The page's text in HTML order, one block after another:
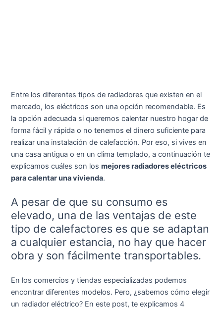
Entre los diferentes tipos de radiadores que existen en el
mercado, los eléctricos son una opción recomendable. Es
la opción adecuada si queremos calentar nuestro hogar de
forma fácil y rápida o no tenemos el dinero suficiente para
realizar una instalación de calefacción. Por eso, si vives en
una casa antigua o en un clima templado, a continuación te
explicamos cuáles son losmejores radiadores eléctricos
para calentar una vivienda.
A pesar de que su consumo es
elevado, una de las ventajas de este
tipo de calefactores es que se adaptan
a cualquier estancia, no hay que hacer
obra y son fácilmente transportables.
En los comercios y tiendas especializadas podemos
encontrar diferentes modelos. Pero, ¿sabemos cómo elegir
un radiador eléctrico? En este post, te explicamos 4